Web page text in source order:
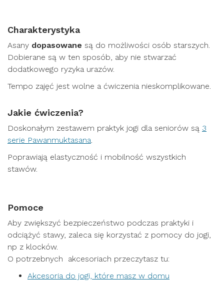
Charakterystyka
Asany dopasowane są do możliwości osób starszych.
Dobierane są w ten sposób, aby nie stwarzać
dodatkowego ryzyka urazów.
Tempo zajęć jest wolne a ćwiczenia nieskomplikowane.
Jakie ćwiczenia?
Doskonałym zestawem praktyk jogi dla seniorów są 3
serie Pawanmuktasana.
Poprawiają elastyczność i mobilność wszystkich
stawów.
Pomoce
Aby zwiększyć bezpieczeństwo podczas praktyki i
odciążyć stawy, zaleca się korzystać z pomocy do jogi,
np z klocków.
O potrzebnych akcesoriach przeczytasz tu:
Akcesoria do jogi, które masz w domu